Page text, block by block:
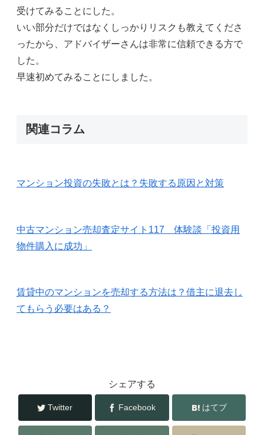
受けてみることにした。
いい部分だけではなくしっかりリスクも教えてくださ
ったから、アドバイザーさんは非常に信頼できる方で
した。
早速初めてみることにしました。
関連コラム
マンション投資の失敗とは？失敗する原因と対策
中古マンション売却査定サイト117 体験談「投資用
物件購入に成功」
賃貸中のマンションを売却する方法は？借主に退去し
てもらう必要はある？
シェアする
Twitter Facebook はてブ